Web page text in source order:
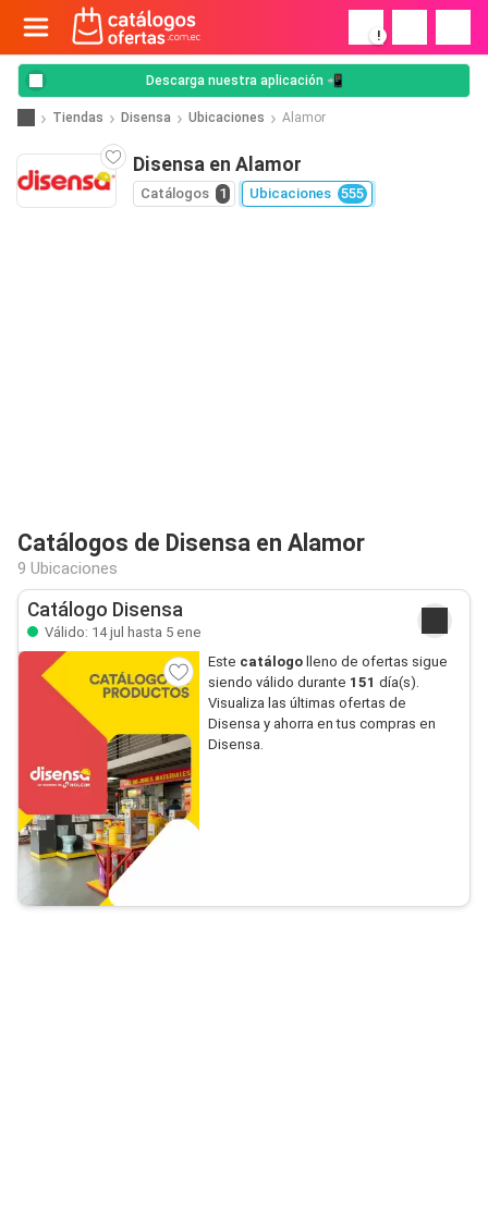
!
Descarga nuestra aplicación 📲
Tiendas Disensa Ubicaciones Alamor
Disensa en Alamor
Catálogos 1 Ubicaciones 555
Catálogos de Disensa en Alamor
9 Ubicaciones
Catálogo Disensa
Válido: 14 jul hasta 5 ene
Este catálogo lleno de ofertas sigue
siendo válido durante 151 día(s).
Visualiza las últimas ofertas de
Disensa y ahorra en tus compras en
Disensa.